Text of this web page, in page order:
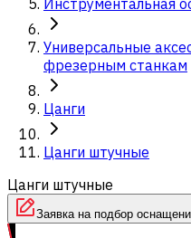
Инструментальная
Универсальные
фрезерным станкам
Цанги
Цанги штучные
Цанги штучные
Заявка на подбор